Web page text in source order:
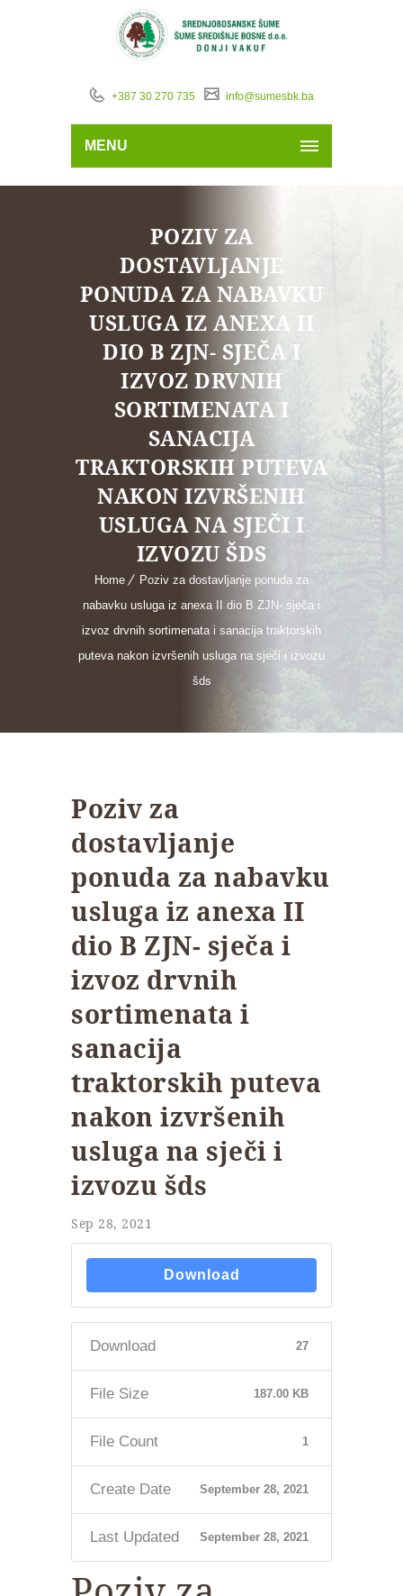
+387 30 270 735 info@sumesbk.ba
MENU
POZIV ZA
DOSTAVLJANJE
PONUDA ZA NABAVKU
USLUGA IZ ANEXA II
DIO B ZJN- SJEČA I
IZVOZ DRVNIH
SORTIMENATA I
SANACIJA
TRAKTORSKIH PUTEVA
NAKON IZVRŠENIH
USLUGA NA SJEČI I
IZVOZU ŠDS
Home
Poziv za dostavljanje ponuda za
nabavku usluga iz anexa II dio B ZJN- sječa i
izvoz drvnih sortimenata i sanacija traktorskih
puteva nakon izvršenih usluga na sječi i izvozu
šds
Poziv za
dostavljanje
ponuda za nabavku
usluga iz anexa II
dio B ZJN- sječa i
izvoz drvnih
sortimenata i
sanacija
traktorskih puteva
nakon izvršenih
usluga na sječi i
izvozu šds
Sep 28, 2021
Download
Download 27
File Size 187.00 KB
File Count 1
Create Date September 28, 2021
Last Updated September 28, 2021